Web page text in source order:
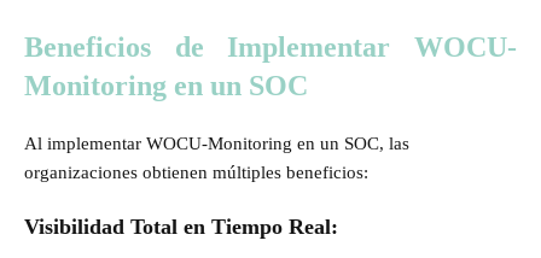
Beneficios de Implementar WOCU-
Monitoring en un SOC
Al implementar WOCU-Monitoring en un SOC, las
organizaciones obtienen múltiples beneficios:
Visibilidad Total en Tiempo Real: